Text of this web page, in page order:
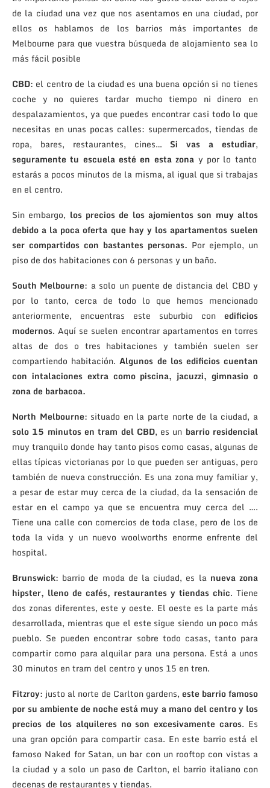
de la ciudad una vez que nos asentamos en una ciudad, por
ellos os hablamos de los barrios más importantes de
Melbourne para que vuestra búsqueda de alojamiento sea lo
más fácil posible
CBD: el centro de la ciudad es una buena opción si no tienes
coche y no quieres tardar mucho tiempo ni dinero en
despalazamientos, ya que puedes encontrar casi todo lo que
necesitas en unas pocas calles: supermercados, tiendas de
ropa, bares, restaurantes, cines… Si vas a estudiar,
seguramente tu escuela esté en esta zona y por lo tanto
estarás a pocos minutos de la misma, al igual que si trabajas
en el centro.
Sin embargo, los precios de los ajomientos son muy altos
debido a la poca oferta que hay y los apartamentos suelen
ser compartidos con bastantes personas. Por ejemplo, un
piso de dos habitaciones con 6 personas y un baño.
South Melbourne: a solo un puente de distancia del CBD y
por lo tanto, cerca de todo lo que hemos mencionado
anteriormente, encuentras este suburbio con edificios
modernos. Aquí se suelen encontrar apartamentos en torres
altas de dos o tres habitaciones y también suelen ser
compartiendo habitación.Algunos de los edificios cuentan
con intalaciones extra como piscina, jacuzzi, gimnasio o
zona de barbacoa.
North Melbourne: situado en la parte norte de la ciudad, a
solo 15 minutos en tram del CBD, es un barrio residencial
muy tranquilo donde hay tanto pisos como casas, algunas de
ellas típicas victorianas por lo que pueden ser antiguas, pero
también de nueva construcción. Es una zona muy familiar y,
a pesar de estar muy cerca de la ciudad, da la sensación de
estar en el campo ya que se encuentra muy cerca del ….
Tiene una calle con comercios de toda clase, pero de los de
toda la vida y un nuevo woolworths enorme enfrente del
hospital.
Brunswick: barrio de moda de la ciudad, es la nueva zona
hipster, lleno de cafés, restaurantes y tiendas chic. Tiene
dos zonas diferentes, este y oeste. El oeste es la parte más
desarrollada, mientras que el este sigue siendo un poco más
pueblo. Se pueden encontrar sobre todo casas, tanto para
compartir como para alquilar para una persona. Está a unos
30 minutos en tram del centro y unos 15 en tren.
Fitzroy: justo al norte de Carlton gardens, este barrio famoso
por su ambiente de noche está muy a mano del centro y los
precios de los alquileres no son excesivamente caros. Es
una gran opción para compartir casa. En este barrio está el
famoso Naked for Satan, un bar con un rooftop con vistas a
la ciudad y a solo un paso de Carlton, el barrio italiano con
decenas de restaurantes y tiendas.